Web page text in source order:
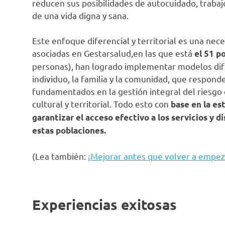
reducen sus posibilidades de autocuidado,
de una vida digna y sana.
Este enfoque diferencial y territorial es una
asociadas en Gestarsalud,en las que está el 51
personas), han logrado implementar modelos
individuo, la familia y la comunidad, que
fundamentados en la gestión integral del
cultural y territorial. Todo esto con base en la
garantizar el acceso efectivo a los servicios y
estas poblaciones.
(Lea también: ¡Mejorar antes que volver a
Experiencias exitosas